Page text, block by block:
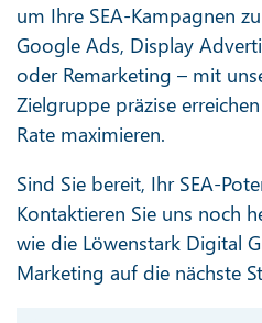
um Ihre SEA-Kampagnen
Google Ads, Display
oder Remarketing – mit
Zielgruppe präzise
Rate maximieren.
Sind Sie bereit, Ihr SEA-
Kontaktieren Sie uns noch
wie die Löwenstark Digital
Marketing auf die nächste